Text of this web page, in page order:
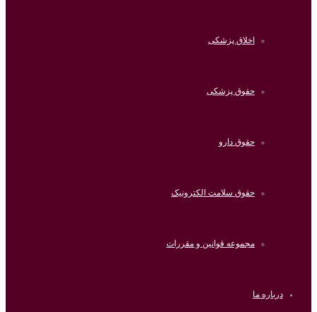
اخلاق پزشکی
حقوق پزشکی
حقوق دارو
حقوق سلامت الکترونیک
مجموعه قوانین و مقررات
درباره ما